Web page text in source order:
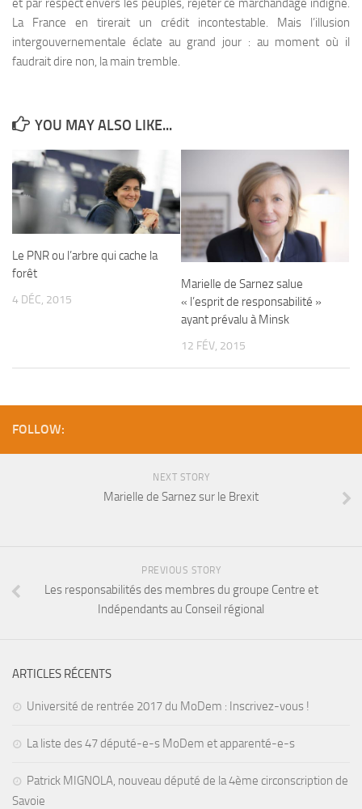
et par respect envers les peuples, rejeter ce marchandage indigne.
La France en tirerait un crédit incontestable. Mais l’illusion
intergouvernementale éclate au grand jour : au moment où il
faudrait dire non, la main tremble.
YOU MAY ALSO LIKE...
Le PNR ou l’arbre qui cache la
forêt
4 DÉC, 2015
Marielle de Sarnez salue
« l’esprit de responsabilité »
ayant prévalu à Minsk
12 FÉV, 2015
FOLLOW:
NEXT STORY
Marielle de Sarnez sur le Brexit
PREVIOUS STORY
Les responsabilités des membres du groupe Centre et
Indépendants au Conseil régional
ARTICLES RÉCENTS
Université de rentrée 2017 du MoDem : Inscrivez-vous !
La liste des 47 député-e-s MoDem et apparenté-e-s
Patrick MIGNOLA, nouveau député de la 4ème circonscription de
Savoie